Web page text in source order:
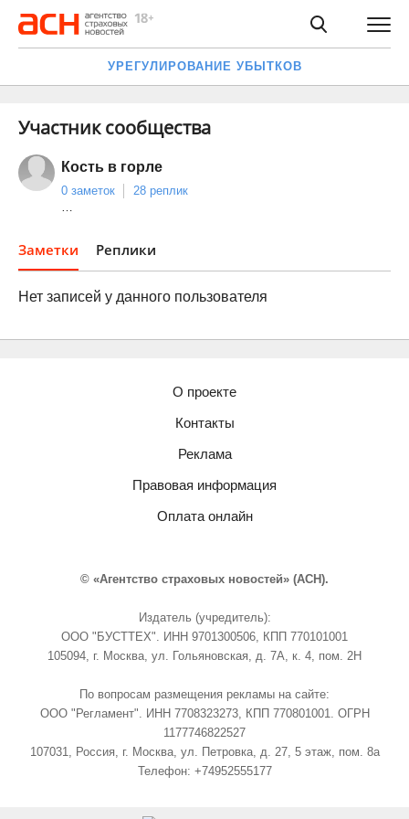
УРЕГУЛИРОВАНИЕ УБЫТКОВ
Участник сообщества
Кость в горле
0 заметок
28 реплик
…
Заметки Реплики
Нет записей у данного пользователя
О проекте
Контакты
Реклама
Правовая информация
Оплата онлайн
© «Агентство страховых новостей» (АСН).
Издатель (учредитель):
ООО "БУСТТЕХ". ИНН 9701300506, КПП 770101001
105094, г. Москва, ул. Гольяновская, д. 7А, к. 4, пом. 2Н
По вопросам размещения рекламы на сайте:
ООО "Регламент". ИНН 7708323273, КПП 770801001. ОГРН
1177746822527
107031, Россия, г. Москва, ул. Петровка, д. 27, 5 этаж, пом. 8а
Телефон: +74952555177